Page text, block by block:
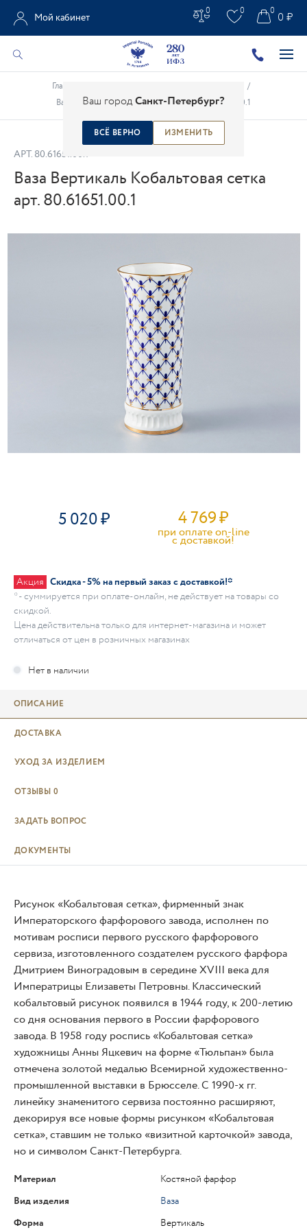
Ваш городСанкт-Петербург?
ВСЁ ВЕРНО ИЗМЕНИТЬ
Мой кабинет
0 0 0 ₽
0
Главная
/
Ваза Вертикаль Кобальтовая сетка арт. 80.61651.00.1
АРТ. 80.61651.00.1
Ваза Вертикаль Кобальтовая сетка
арт. 80.61651.00.1
5 020 4 769₽
при оплате on-line
c доставкой!
Акция Скидка - 5% на первый заказ с доставкой!*
* - суммируется при оплате-онлайн, не действует на товары со
скидкой.
Цена действительна только для интернет-магазина и может
отличаться от цен в розничных магазинах
ОПИСАНИЕ
ДОСТАВКА
УХОД ЗА ИЗДЕЛИЕМ
ОТЗЫВЫ 0
ЗАДАТЬ ВОПРОС
ДОКУМЕНТЫ
Рисунок «Кобальтовая сетка», фирменный знак
Императорского фарфорового завода, исполнен по
мотивам росписи первого русского фарфорового
сервиза, изготовленного создателем русского фарфора
Дмитрием Виноградовым в середине XVIII века для
Императрицы Елизаветы Петровны. Классический
кобальтовый рисунок появился в 1944 году, к 200-летию
со дня основания первого в России фарфорового
завода. В 1958 году роспись «Кобальтовая сетка»
художницы Анны Яцкевич на форме «Тюльпан» была
отмечена золотой медалью Всемирной художественно-
промышленной выставки в Брюсселе. С 1990-х гг.
линейку знаменитого сервиза постоянно расширяют,
декорируя все новые формы рисунком «Кобальтовая
сетка», ставшим не только «визитной карточкой» завода,
но и символом Санкт-Петербурга.
Материал
Костяной фарфор
Вид изделия
Ваза
Форма
Вертикаль